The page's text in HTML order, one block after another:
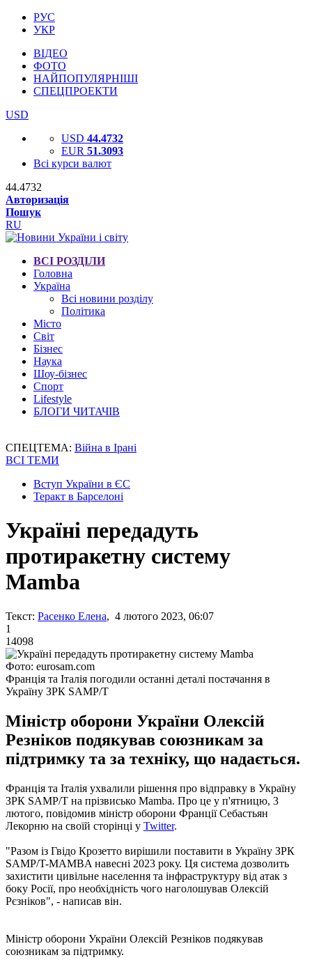
РУС
УКР
ВІДЕО
ФОТО
НАЙПОПУЛЯРНІШІ
СПЕЦПРОЕКТИ
USD
USD 44.4732
EUR 51.3093
Всі курси валют
44.4732
Авторизація
Пошук
RU
ВСІ РОЗДІЛИ
Головна
Україна
Всі новини розділу
Політика
Місто
Світ
Бізнес
Наука
Шоу-бізнес
Спорт
Lifestyle
БЛОГИ ЧИТАЧІВ
СПЕЦТЕМА: Війна в Ірані
ВСІ ТЕМИ
Вступ України в ЄС
Теракт в Барселоні
Україні передадуть
протиракетну систему
Mamba
Текст: Расенко Елена, 4 лютого 2023, 06:07
1
14098
Фото: eurosam.com
Франція та Італія погодили останні деталі постачання в
Україну ЗРК SAMP/T
Міністр оборони України Олексій
Резніков подякував союзникам за
підтримку та за техніку, що надається.
Франція та Італія ухвалили рішення про відправку в Україну
ЗРК SAMP/T на прізвисько Mamba. Про це у п'ятницю, 3
лютого, повідомив міністр оборони Франції Себастьян
Лекорню на своїй сторінці у Twitter.
"Разом із Гвідо Крозетто вирішили поставити в Україну ЗРК
SAMP/T-MAMBA навесні 2023 року. Ця система дозволить
захистити цивільне населення та інфраструктуру від атак з
боку Росії, про необхідність чого наголошував Олексій
Рєзніков", - написав він.
Міністр оборони України Олексій Резніков подякував
союзникам за підтримку.